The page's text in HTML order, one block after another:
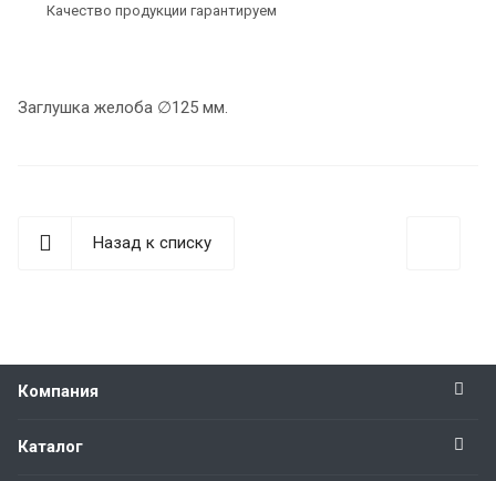
Качество продукции гарантируем
Заглушка желоба ∅125 мм.
Назад к списку
Компания
Каталог